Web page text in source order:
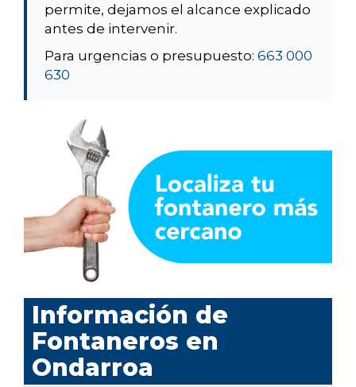
permite, dejamos el alcance explicado
antes de intervenir.
Para urgencias o presupuesto: 663 000
630
Información de
Fontaneros en
Ondarroa